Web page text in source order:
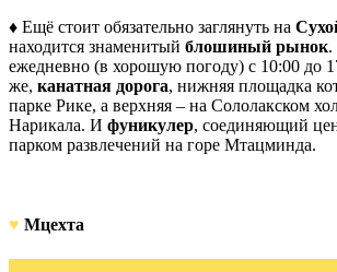
♦ Ещё стоит обязательно заглянуть на
находится знаменитый блошиный рынок.
ежедневно (в хорошую погоду) с 10:00 до
же, канатная дорога, нижняя площадка
парке Рике, а верхняя – на Сололакском
Нарикала. И фуникулер, соединяющий
парком развлечений на горе Мтацминда.
♥ Мцехта